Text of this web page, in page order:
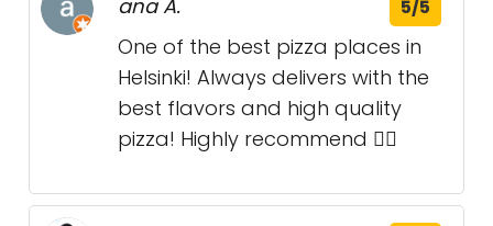
ana A. 5/5
One of the best pizza places in
Helsinki! Always delivers with the
best flavors and high quality
pizza! Highly recommend 👌🏻